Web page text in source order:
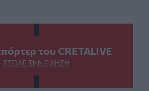
του CRETALIVE
ΣΤΕΊΛΕ ΤΗΝ ΕΊΔΗΣΗ